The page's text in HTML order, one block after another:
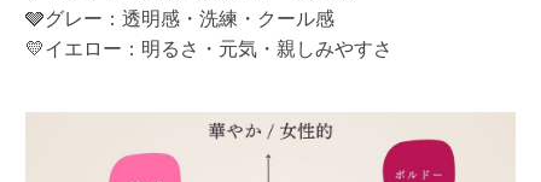
🩶グレー：透明感・洗練・クール感
💛イエロー：明るさ・元気・親しみやすさ